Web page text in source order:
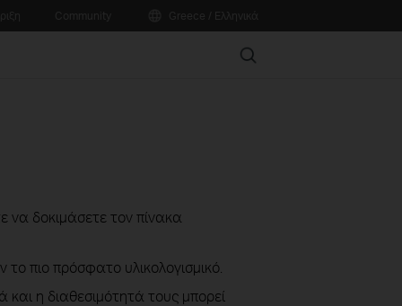
Search
να δοκιμάσετε τον πίνακα
πιο πρόσφατο υλικολογισμικό.
η διαθεσιμότητά τους μπορεί